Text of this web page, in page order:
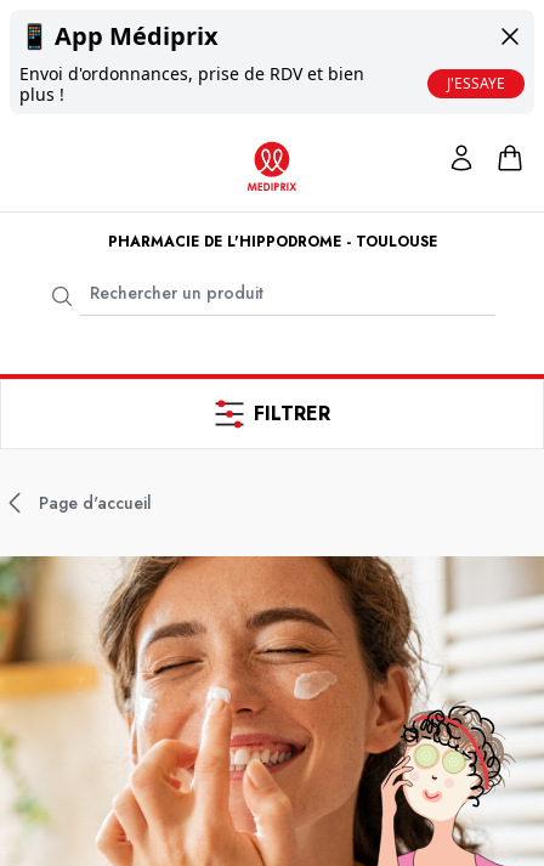
📱 App Médiprix
Envoi d'ordonnances, prise de RDV et bien
plus !
J'ESSAYE
PHARMACIE DE L'HIPPODROME - TOULOUSE
FILTRER
Page d'accueil